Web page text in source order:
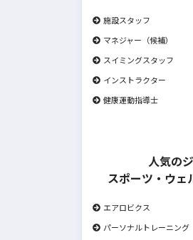
施設スタッフ
マネジャー（候補）
スイミングスタッフ
インストラクター
健康運動指導士
人気の
スポーツ・ウェ
エアロビクス
パーソナルトレーニング